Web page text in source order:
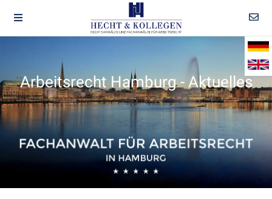
Arbeitsrecht Hamburg - Aktuelles